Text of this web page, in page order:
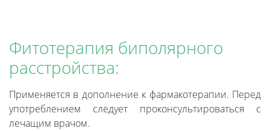
Фитотерапия биполярного
расстройства:
Применяется в дополнение к фармакотерапии. Перед
употреблением следует проконсультироваться с
лечащим врачом.